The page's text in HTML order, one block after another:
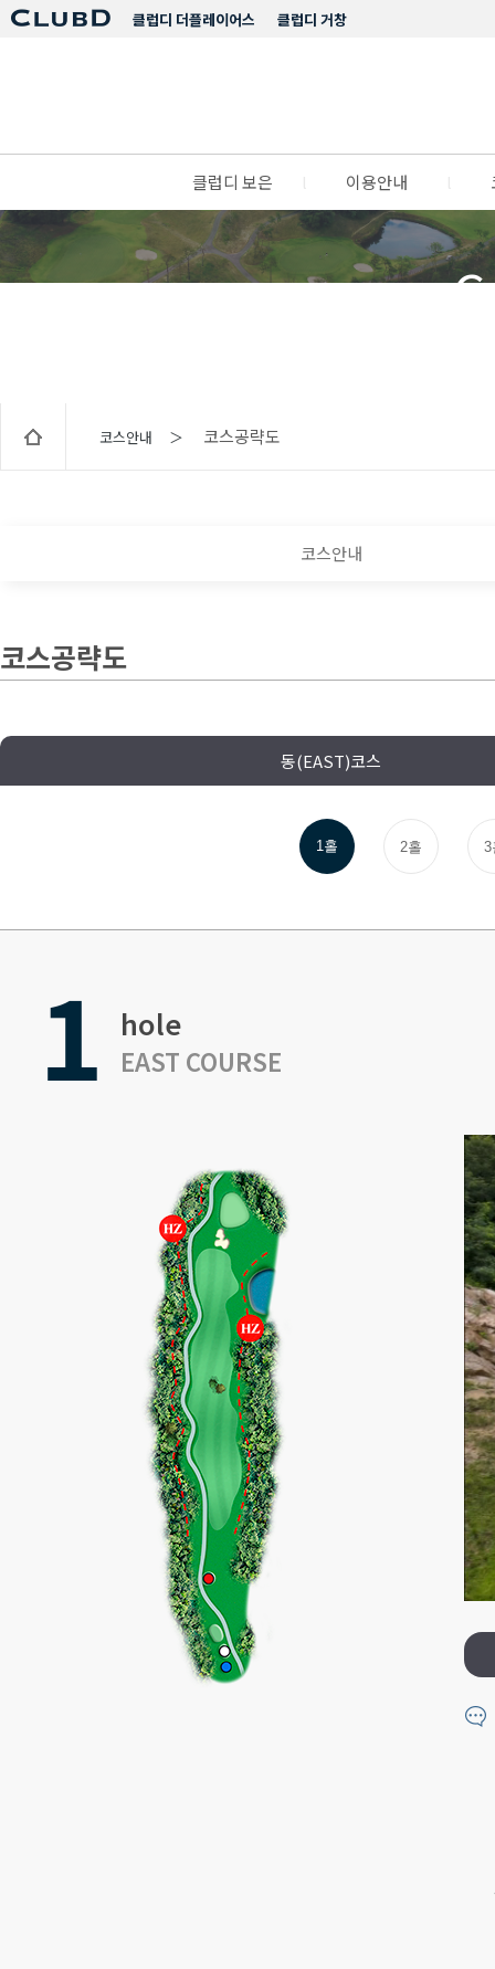
클럽디 거창
클럽디 더플레이어스
클럽디 보은 이용안내
코스안내 ＞ 코스공략도
코스안내
코스공략도
동(EAST)코스
1홀 2홀 3
1 hole
EAST COURSE